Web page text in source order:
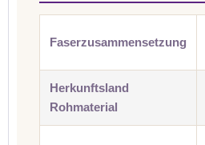
Faserzusammensetzung
Herkunftsland
Rohmaterial